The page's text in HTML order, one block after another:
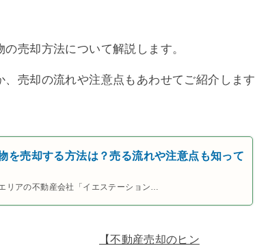
売却方法について解説します。
売却の流れや注意点もあわせてご紹介します
を売却する方法は？売る流れや注意点も知って
リアの不動産会社「イエステーション…
【不動産売却のヒン